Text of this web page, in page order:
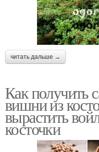
читать дальше →
Как получить
вишни из
вырастить
косточки